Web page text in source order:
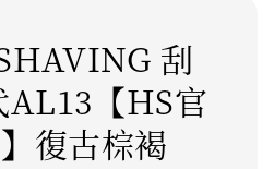
刮
AL13【HS官
復古棕褐